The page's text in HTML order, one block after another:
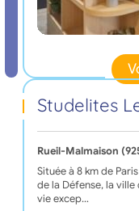
Studelites
Rueil-Malmaison
Située à 8 km de
de la Défense, la
vie excep…